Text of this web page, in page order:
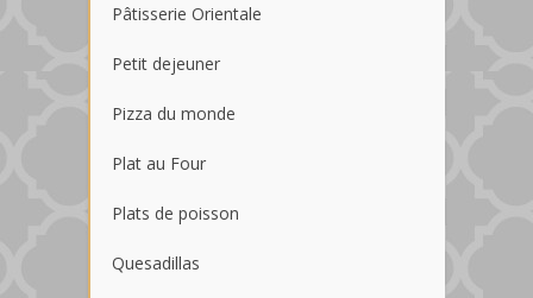
Pâtisserie Orientale
Petit dejeuner
Pizza du monde
Plat au Four
Plats de poisson
Quesadillas